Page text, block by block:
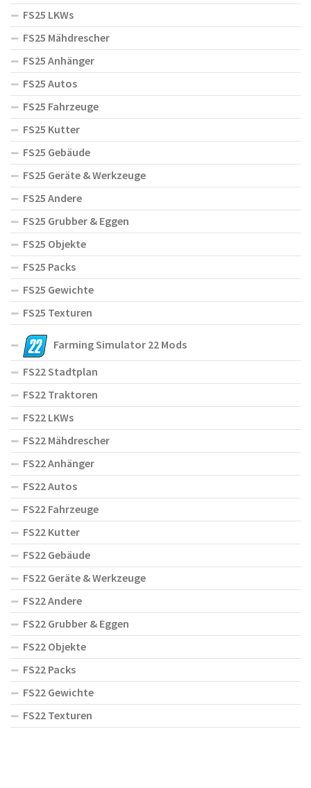
FS25 LKWs
FS25 Mähdrescher
FS25 Anhänger
FS25 Autos
FS25 Fahrzeuge
FS25 Kutter
FS25 Gebäude
FS25 Geräte & Werkzeuge
FS25 Andere
FS25 Grubber & Eggen
FS25 Objekte
FS25 Packs
FS25 Gewichte
FS25 Texturen
Farming Simulator 22 Mods
FS22 Stadtplan
FS22 Traktoren
FS22 LKWs
FS22 Mähdrescher
FS22 Anhänger
FS22 Autos
FS22 Fahrzeuge
FS22 Kutter
FS22 Gebäude
FS22 Geräte & Werkzeuge
FS22 Andere
FS22 Grubber & Eggen
FS22 Objekte
FS22 Packs
FS22 Gewichte
FS22 Texturen